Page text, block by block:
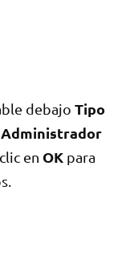
debajo Tipo
Administrador
en OK para